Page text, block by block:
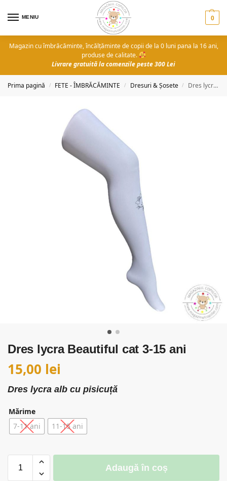
MENIU 0
Magazin cu îmbrăcăminte, încălțăminte de copii de la 0 luni pana la 16 ani,
produse de calitate.
Livrare gratuită la comenzile peste 300 Lei
Prima pagină / FETE - ÎMBRĂCĂMINTE / Dresuri & Șosete / Dres lycra Beautiful cat 3-15 ani
Dres lycra Beautiful cat 3-15 ani
15,00 lei
Dres lycra alb cu pisicuță
Mărime
7-11 ani
11-15 ani
Adaugă în coș